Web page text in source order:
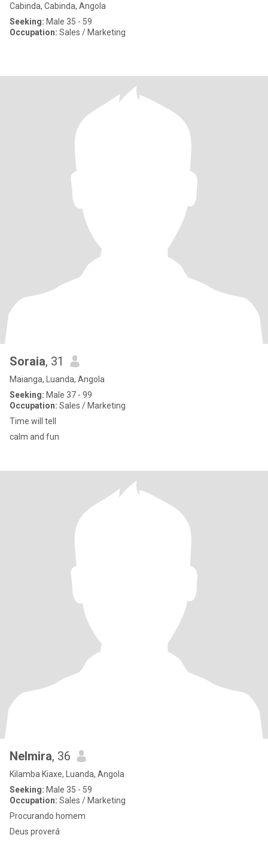
Cabinda, Cabinda, Angola
Seeking: Male 35 - 59
Occupation: Sales / Marketing
Soraia, 31
Maianga, Luanda, Angola
Seeking: Male 37 - 99
Occupation: Sales / Marketing
Time will tell
calm and fun
Nelmira, 36
Kilamba Kiaxe, Luanda, Angola
Seeking: Male 35 - 59
Occupation: Sales / Marketing
Procurando homem
Deus proverá